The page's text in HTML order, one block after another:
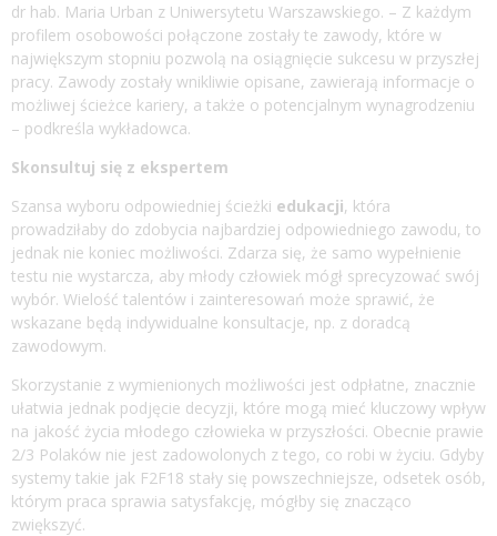
dr hab. Maria Urban z Uniwersytetu Warszawskiego. – Z każdym
profilem osobowości połączone zostały te zawody, które w
największym stopniu pozwolą na osiągnięcie sukcesu w przyszłej
pracy. Zawody zostały wnikliwie opisane, zawierają informacje o
możliwej ścieżce kariery, a także o potencjalnym wynagrodzeniu
– podkreśla wykładowca.
Skonsultuj się z ekspertem
Szansa wyboru odpowiedniej ścieżki edukacji, która
prowadziłaby do zdobycia najbardziej odpowiedniego zawodu, to
jednak nie koniec możliwości. Zdarza się, że samo wypełnienie
testu nie wystarcza, aby młody człowiek mógł sprecyzować swój
wybór. Wielość talentów i zainteresowań może sprawić, że
wskazane będą indywidualne konsultacje, np. z doradcą
zawodowym.
Skorzystanie z wymienionych możliwości jest odpłatne, znacznie
ułatwia jednak podjęcie decyzji, które mogą mieć kluczowy wpływ
na jakość życia młodego człowieka w przyszłości. Obecnie prawie
2/3 Polaków nie jest zadowolonych z tego, co robi w życiu. Gdyby
systemy takie jak F2F18 stały się powszechniejsze, odsetek osób,
którym praca sprawia satysfakcję, mógłby się znacząco
zwiększyć.